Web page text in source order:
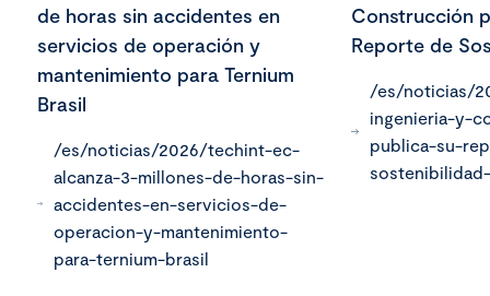
de horas sin accidentes en
servicios de operación y
mantenimiento para Ternium
Brasil
/es/noticias/2026/techint-ec-
alcanza-3-millones-de-horas-sin-
accidentes-en-servicios-de-
operacion-y-mantenimiento-
para-ternium-brasil
Construcción
Reporte de
/es/noticias/
ingenieria-y-
publica-su-